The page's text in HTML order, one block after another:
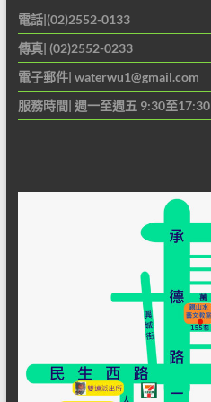
電話|(02)2552-0133
傳真| (02)2552-0233
電子郵件| waterwu1@gmail.com
服務時間| 週一至週五 9:30至17:30